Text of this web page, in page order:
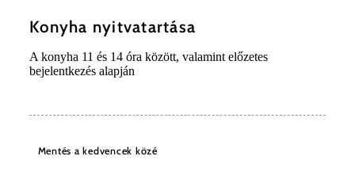
Konyha nyitvatartása
A konyha 11 és 14 óra között, valamint előzetes
bejelentkezés alapján
Mentés a kedvencek közé